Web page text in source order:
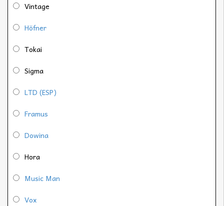
Vintage
Höfner
Tokai
Sigma
LTD (ESP)
Framus
Dowina
Hora
Music Man
Vox